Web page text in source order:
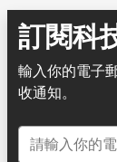
訂閱科
輸入你的電子
收通知。
電子郵件地址